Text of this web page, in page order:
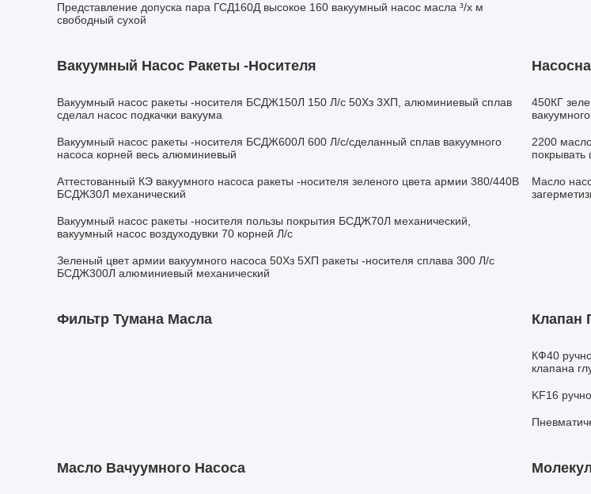
Представление допуска пара ГСД160Д высокое 160 вакуумный насос масла ³/х м
свободный сухой
Вакуумный Насос Ракеты -носителя
Вакуумный насос ракеты -носителя БСДЖ150Л 150 Л/с 50Хз 3ХП, алюминиевый сплав
сделал насос подкачки вакуума
Вакуумный насос ракеты -носителя БСДЖ600Л 600 Л/с/сделанный сплав вакуумного
насоса корней весь алюминиевый
Аттестованный КЭ вакуумного насоса ракеты -носителя зеленого цвета армии 380/440В
БСДЖ30Л механический
Вакуумный насос ракеты -носителя пользы покрытия БСДЖ70Л механический,
вакуумный насос воздуходувки 70 корней Л/с
Зеленый цвет армии вакуумного насоса 50Хз 5ХП ракеты -носителя сплава 300 Л/с
БСДЖ300Л алюминиевый механический
450КГ
2200
Масло
Фильтр Тумана Масла Клапан
КФ40
клапана
KF16
Масло Вачуумного Насоса